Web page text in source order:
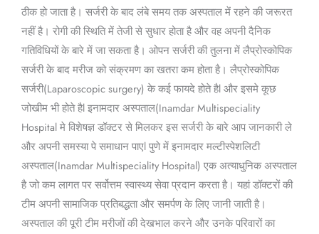
ठीक हो जाता है। सर्जरी के बाद लंबे समय तक अस्पताल में रहने की जरूरत
नहीं है। रोगी की स्थिति में तेजी से सुधार होता है और वह अपनी दैनिक
गतिविधियों के बारे में जा सकता है। ओपन सर्जरी की तुलना में लैप्रोस्कोपिक
सर्जरी के बाद मरीज को संक्रमण का खतरा कम होता है। लैप्रोस्कोपिक
सर्जरी(Laparoscopic surgery) के कई फायदे होते हैl और इसमे कूछ
जोखीम भी होते हैl इनामदार अस्पताल(Inamdar Multispeciality
Hospital मे विशेषज्ञ डॉक्टर से मिलकर इस सर्जरी के बारे आप जानकारी ले
और अपनी समस्या पे समाधान पाएl पुणे में इनामदार मल्टीस्पेशलिटी
अस्पताल(Inamdar Multispeciality Hospital) एक अत्याधुनिक अस्पताल
है जो कम लागत पर सर्वोत्तम स्वास्थ्य सेवा प्रदान करता है। यहां डॉक्टरों की
टीम अपनी सामाजिक प्रतिबद्धता और समर्पण के लिए जानी जाती है।
अस्पताल की पूरी टीम मरीजों की देखभाल करने और उनके परिवारों का